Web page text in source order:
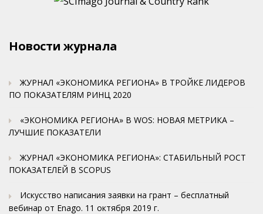
Новости журнала
ЖУРНАЛ «ЭКОНОМИКА РЕГИОНА» В ТРОЙКЕ ЛИДЕРОВ
ПО ПОКАЗАТЕЛЯМ РИНЦ 2020
«ЭКОНОМИКА РЕГИОНА» В WOS: НОВАЯ МЕТРИКА –
ЛУЧШИЕ ПОКАЗАТЕЛИ
ЖУРНАЛ «ЭКОНОМИКА РЕГИОНА»: СТАБИЛЬНЫЙ РОСТ
ПОКАЗАТЕЛЕЙ В SCOPUS
Искусство написания заявки на грант – бесплатный
вебинар от Enago. 11 октября 2019 г.